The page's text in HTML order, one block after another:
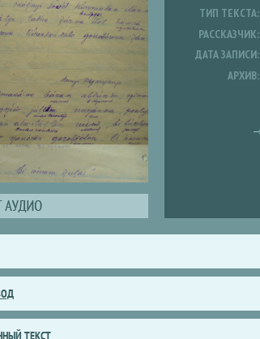
ТИП ТЕКСТА:
РАССКАЗЧИК:
ДАТА ЗАПИСИ:
АРХИВ:
ТЕКСТ